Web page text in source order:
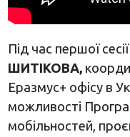
Під час першої
ШИТІКОВА,
Еразмус+ офісу в
можливості
мобільностей,